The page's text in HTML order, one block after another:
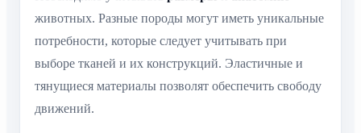
животных. Разные породы могут иметь уникальные
потребности, которые следует учитывать при
выборе тканей и их конструкций. Эластичные и
тянущиеся материалы позволят обеспечить свободу
движений.